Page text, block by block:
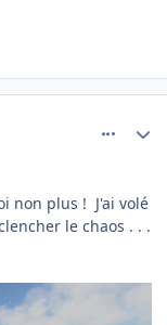
non plus ! J'ai volé
le chaos . . .